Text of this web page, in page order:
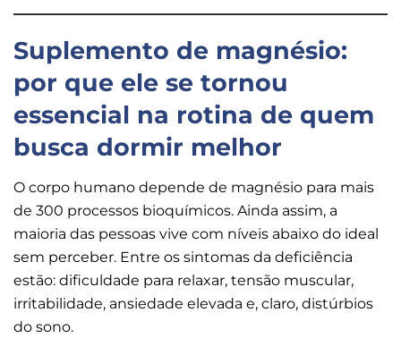
Suplemento de magnésio:
por que ele se tornou
essencial na rotina de quem
busca dormir melhor
O corpo humano depende de magnésio para mais
de 300 processos bioquímicos. Ainda assim, a
maioria das pessoas vive com níveis abaixo do ideal
sem perceber. Entre os sintomas da deficiência
estão: dificuldade para relaxar, tensão muscular,
irritabilidade, ansiedade elevada e, claro, distúrbios
do sono.